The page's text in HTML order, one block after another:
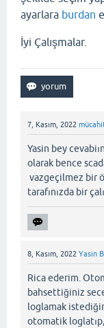
ayarlara burdan
İyi Çalışmalar.
7, Kasım, 2022
Yasin bey
olarak bence
vazgeçilmez bir
tarafınızda bir
8, Kasım, 2022 Yasin
Rica ederim.
bahsettiğiniz
loglamak
otomatik